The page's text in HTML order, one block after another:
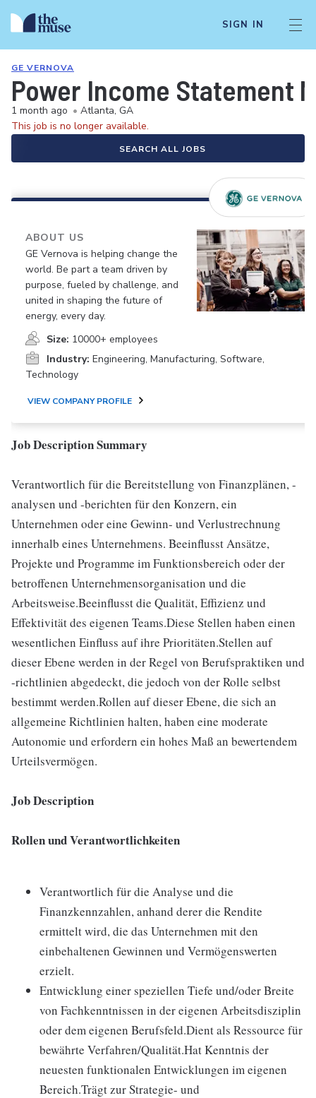
SIGN IN
GE VERNOVA
Power Income Statement
1 month ago • Atlanta, GA
This job is no longer available.
SEARCH ALL JOBS
ABOUT US
GE Vernova is helping change the
world. Be part a team driven by
purpose, fueled by challenge, and
united in shaping the future of
energy, every day.
Size: 10000+ employees
Industry: Engineering, Manufacturing, Software,
Technology
VIEW COMPANY PROFILE
Job Description Summary
Verantwortlich für die Bereitstellung von Finanzplänen, -
analysen und -berichten für den Konzern, ein
Unternehmen oder eine Gewinn- und Verlustrechnung
innerhalb eines Unternehmens. Beeinflusst Ansätze,
Projekte und Programme im Funktionsbereich oder der
betroffenen Unternehmensorganisation und die
Arbeitsweise.Beeinflusst die Qualität, Effizienz und
Effektivität des eigenen Teams.Diese Stellen haben einen
wesentlichen Einfluss auf ihre Prioritäten.Stellen auf
dieser Ebene werden in der Regel von Berufspraktiken und
-richtlinien abgedeckt, die jedoch von der Rolle selbst
bestimmt werden.Rollen auf dieser Ebene, die sich an
allgemeine Richtlinien halten, haben eine moderate
Autonomie und erfordern ein hohes Maß an bewertendem
Urteilsvermögen.
Job Description
Rollen und Verantwortlichkeiten
Verantwortlich für die Analyse und die
Finanzkennzahlen, anhand derer die Rendite
ermittelt wird, die das Unternehmen mit den
einbehaltenen Gewinnen und Vermögenswerten
erzielt.
Entwicklung einer speziellen Tiefe und/oder Breite
von Fachkenntnissen in der eigenen Arbeitsdisziplin
oder dem eigenen Berufsfeld.Dient als Ressource für
bewährte Verfahren/Qualität.Hat Kenntnis der
neuesten funktionalen Entwicklungen im eigenen
Bereich.Trägt zur Strategie- und